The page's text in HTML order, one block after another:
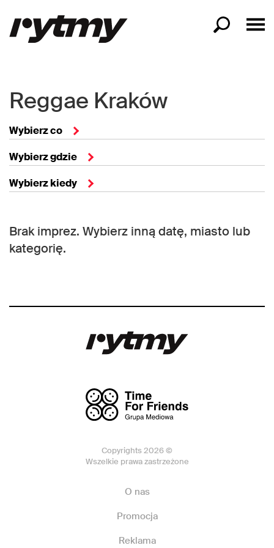
Reggae Kraków
Wybierz co
Wybierz gdzie
Wybierz kiedy
Brak imprez. Wybierz inną datę, miasto lub
kategorię.
Copyrights 2026 ©
Wszelkie prawa zastrzeżone
O nas
Promocja
Reklama